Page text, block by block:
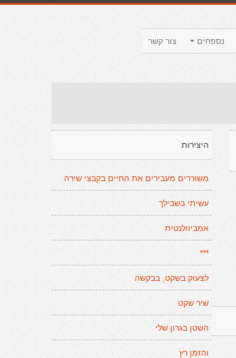
צור קשר נספחים
היצירות
משוררים מעבירים את החיים בקבצי שירה
עשיתי בשבילך
אמביוולנטית
***
לצעוק בשקט, בבקשה
שיר שקט
השטן בגרון שלי
והזמן רץ